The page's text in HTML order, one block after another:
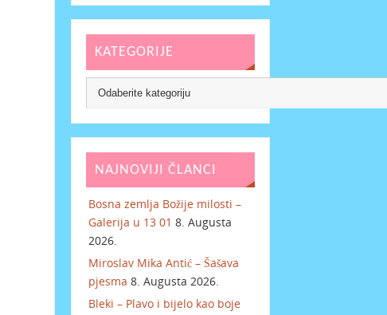
KATEGORIJE
NAJNOVIJI ČLANCI
Bosna zemlja Božije milosti –
Galerija u 13 01 8. Augusta
2026.
Miroslav Mika Antić – Šašava
pjesma 8. Augusta 2026.
Bleki – Plavo i bijelo kao boje